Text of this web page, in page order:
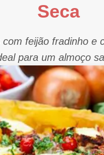
Seca
feijão fradinho e
para um almoço